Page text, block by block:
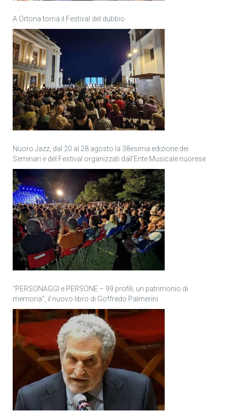
A Ortona torna il Festival del dubbio
Nuoro Jazz, dal 20 al 28 agosto la 38esima edizione dei
Seminari e del Festival organizzati dall’Ente Musicale nuorese
“PERSONAGGI e PERSONE – 99 profili, un patrimonio di
memoria”, il nuovo libro di Goffredo Palmerini